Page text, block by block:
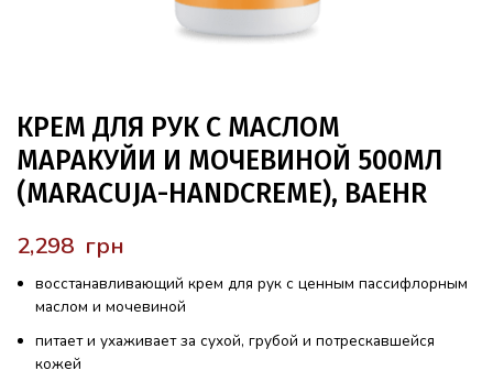
КРЕМ ДЛЯ РУК С МАСЛОМ
МАРАКУЙИ И МОЧЕВИНОЙ 500МЛ
(MARACUJA-HANDCREME), BAEHR
грн
восстанавливающий крем для рук с ценным пассифлорным
маслом и мочевиной
питает и ухаживает за сухой, грубой и потрескавшейся
кожей